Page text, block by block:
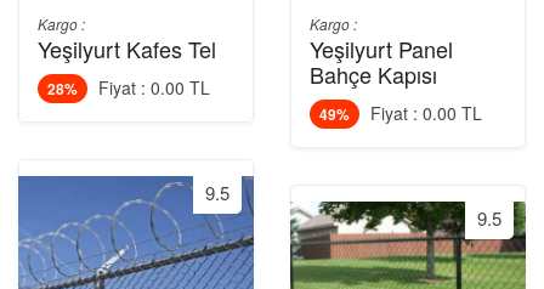
Kargo :
Yeşilyurt Kafes Tel
28% Fiyat : 0.00 TL
9.5
Kargo :
Yeşilyurt Panel
Bahçe Kapısı
49% Fiyat : 0.00 TL
9.5